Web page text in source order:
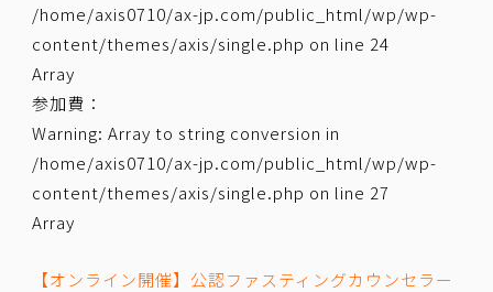
/home/axis0710/ax-jp.com/public_html/wp/wp-
content/themes/axis/single.php on line 24
Array
参加費：
Warning: Array to string conversion in
/home/axis0710/ax-jp.com/public_html/wp/wp-
content/themes/axis/single.php on line 27
Array
【オンライン開催】公認ファスティングカウンセラー